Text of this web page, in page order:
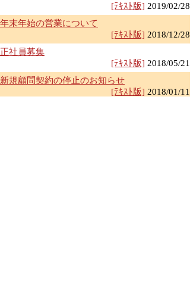
[ﾃｷｽﾄ版] 2019/02/28
年末年始の営業について
[ﾃｷｽﾄ版] 2018/12/28
正社員募集
[ﾃｷｽﾄ版] 2018/05/21
新規顧問契約の停止のお知らせ
[ﾃｷｽﾄ版] 2018/01/11